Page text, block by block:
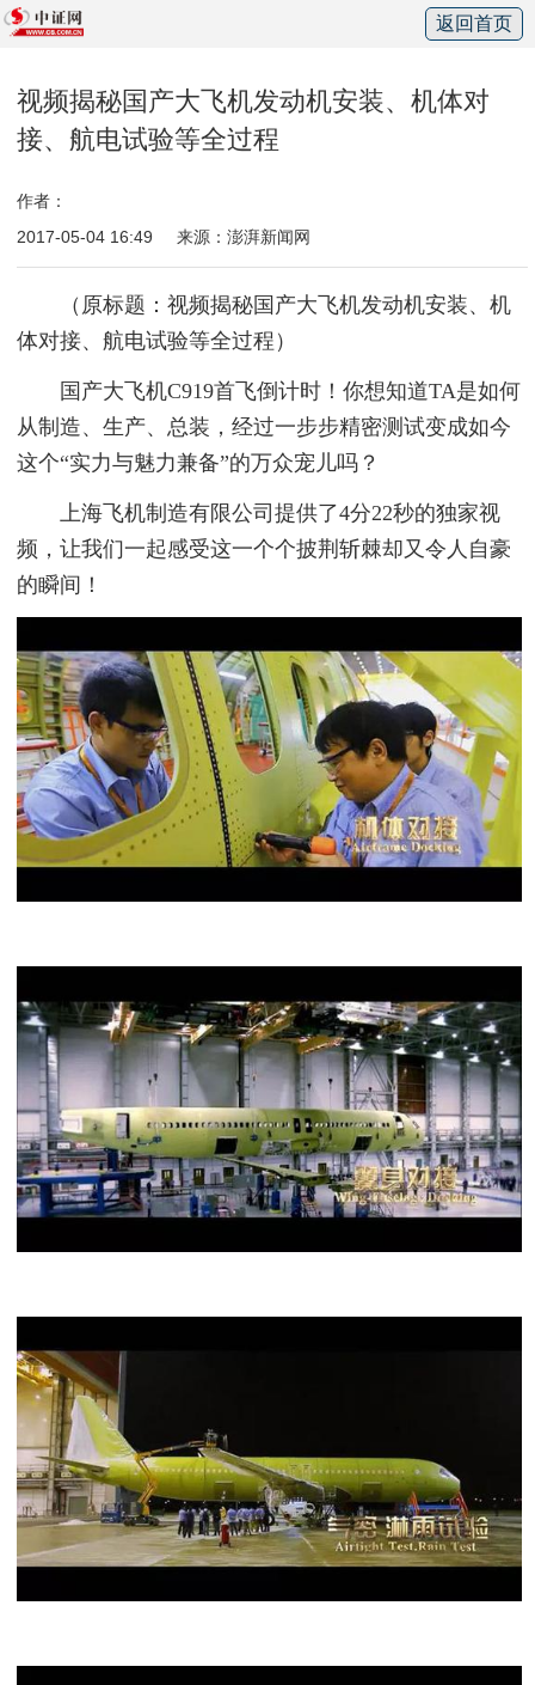
返回首页
视频揭秘国产大飞机发动机安装、机体对
接、航电试验等全过程
作者：
2017-05-04 16:49
来源：澎湃新闻网
（原标题：视频揭秘国产大飞机发动机安装、机
体对接、航电试验等全过程）
国产大飞机C919首飞倒计时！你想知道TA是如何
从制造、生产、总装，经过一步步精密测试变成如今
这个“实力与魅力兼备”的万众宠儿吗？
上海飞机制造有限公司提供了4分22秒的独家视
频，让我们一起感受这一个个披荆斩棘却又令人自豪
的瞬间！